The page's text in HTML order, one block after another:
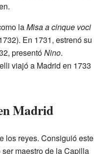
laMisa a cinque voci
En 1731, estrenó su
presentóNino.
viajó a Madrid en 1733
Madrid
los reyes. Consiguió este
maestro de la Capilla